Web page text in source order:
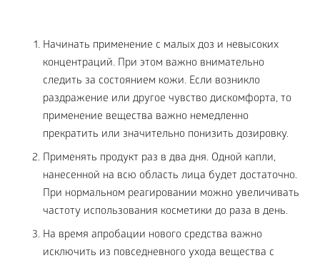
Начинать применение с малых доз и невысоких
концентраций. При этом важно внимательно
следить за состоянием кожи. Если возникло
раздражение или другое чувство дискомфорта, то
применение вещества важно немедленно
прекратить или значительно понизить дозировку.
Применять продукт раз в два дня. Одной капли,
нанесенной на всю область лица будет достаточно.
При нормальном реагировании можно увеличивать
частоту использования косметики до раза в день.
На время апробации нового средства важно
исключить из повседневного ухода вещества с